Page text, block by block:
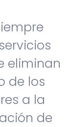
eliminan
de los
a la
de